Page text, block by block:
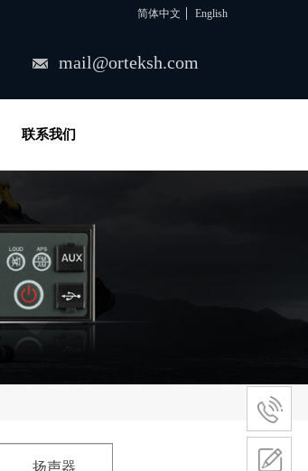
mail@orteksh.com
简体中文 English
联系我们
扬声器